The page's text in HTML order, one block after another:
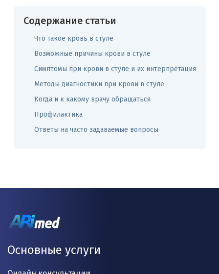
Содержание статьи
Что такое кровь в стуле
Возможные причины крови в стуле
Симптомы при крови в стуле и их интерпретация
Методы диагностики при крови в стуле
Когда и к какому врачу обращаться
Профилактика
Ответы на часто задаваемые вопросы
Основные услуги